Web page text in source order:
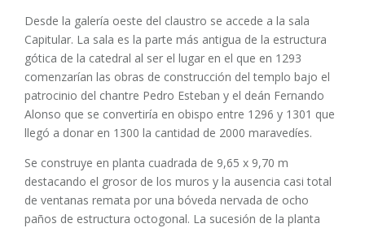
Desde la galería oeste del claustro se accede a la sala
Capitular. La sala es la parte más antigua de la estructura
gótica de la catedral al ser el lugar en el que en 1293
comenzarían las obras de construcción del templo bajo el
patrocinio del chantre Pedro Esteban y el deán Fernando
Alonso que se convertiría en obispo entre 1296 y 1301 que
llegó a donar en 1300 la cantidad de 2000 maravedíes.
Se construye en planta cuadrada de 9,65 x 9,70 m
destacando el grosor de los muros y la ausencia casi total
de ventanas remata por una bóveda nervada de ocho
paños de estructura octogonal. La sucesión de la planta